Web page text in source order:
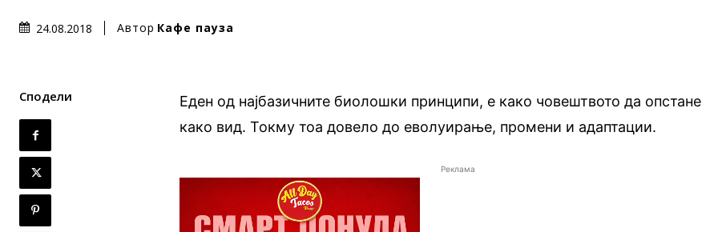
24.08.2018 Автор Кафе пауза
Сподели
Еден од најбазичните биолошки принципи, е како човештвото да опстане
како вид. Токму тоа довело до еволуирање, промени и адаптации.
Реклама